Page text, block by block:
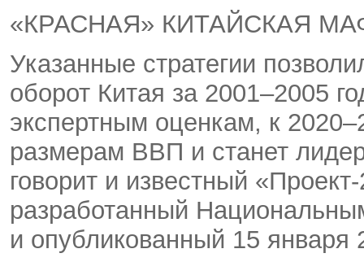
«КРАСНАЯ» КИТАЙСКАЯ
Указанные стратегии
оборот Китая за 2001–2005
экспертным оценкам, к
размерам ВВП и станет
говорит и известный
разработанный
и опубликованный 15 января